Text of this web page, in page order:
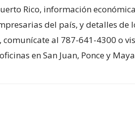
Rico, información
del país, y detalles de
, comunícate al 787-641-4300 o
en San Juan, Ponce y